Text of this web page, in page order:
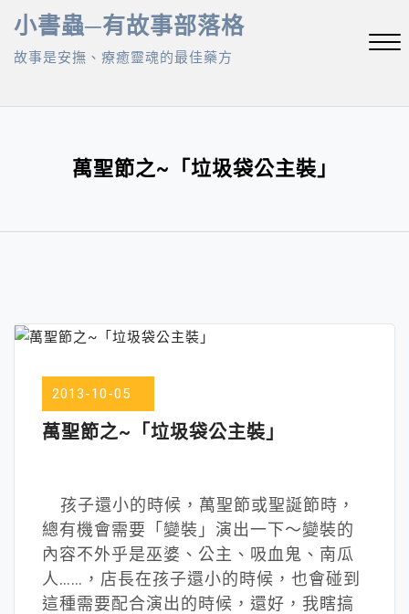
Skip
content
小書蟲─有故事部落格
故事是安撫、療癒靈魂的最佳藥方
萬聖節之~「垃圾袋公主裝」
2013-10-05
萬聖節之~「垃圾袋公主裝」
孩子還小的時候，萬聖節或聖誕節時，
總有機會需要「變裝」演出一下～變裝的
內容不外乎是巫婆、公主、吸血鬼、南瓜
人……，店長在孩子還小的時候，也會碰到
這種需要配合演出的時候，還好，我瞎搞